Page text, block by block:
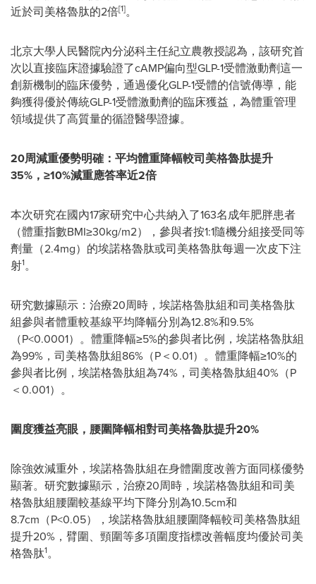
近於司美格魯肽的2倍[1]。
北京大學人民醫院內分泌科主任紀立農教授認為，該研究首
次以直接臨床證據驗證了cAMP偏向型GLP-1受體激動劑這一
創新機制的臨床優勢，通過優化GLP-1受體的信號傳導，能
夠獲得優於傳統GLP-1受體激動劑的臨床獲益，為體重管理
領域提供了高質量的循證醫學證據。
20周減重優勢明確：平均體重降幅較司美格魯肽提升
35% ，≥10%減重應答率近2倍
本次研究在國內17家研究中心共納入了163名成年肥胖患者
（體重指數BMI≥30kg/m2），參與者按1:1隨機分組接受同等
劑量（2.4mg）的埃諾格魯肽或司美格魯肽每週一次皮下注
射1。
研究數據顯示：治療20周時，埃諾格魯肽組和司美格魯肽
組參與者體重較基線平均降幅分別為12.8%和9.5%
（P<0.0001）。體重降幅≥5%的參與者比例，埃諾格魯肽組
為99%，司美格魯肽組86%（P＜0.01）。體重降幅≥10%的
參與者比例，埃諾格魯肽組為74%，司美格魯肽組40%（P
＜0.001）。
圍度獲益亮眼，腰圍降幅相對司美格魯肽提升20%
除強效減重外，埃諾格魯肽組在身體圍度改善方面同樣優勢
顯著。研究數據顯示，治療20周時，埃諾格魯肽組和司美
格魯肽組腰圍較基線平均下降分別為10.5cm和
8.7cm（P<0.05），埃諾格魯肽組腰圍降幅較司美格魯肽組
提升20%，臂圍、頸圍等多項圍度指標改善幅度均優於司美
格魯肽1。